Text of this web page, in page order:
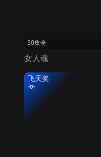
30集全
女人魂
飞天奖